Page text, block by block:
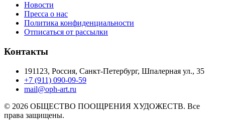
Новости
Пресса о нас
Политика конфиденциальности
Отписаться от рассылки
Контакты
191123, Россия, Санкт-Петербург, Шпалерная ул., 35
+7 (911) 090-09-59
mail@oph-art.ru
© 2026 ОБЩЕСТВО ПООЩРЕНИЯ ХУДОЖЕСТВ. Все
права защищены.